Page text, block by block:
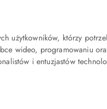
użytkowników, którzy
wideo, programowaniu
i entuzjastów